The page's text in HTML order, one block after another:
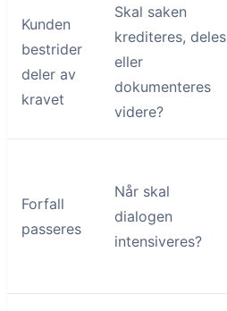
Kunden
bestrider
deler av
kravet
Skal saken
krediteres, deles
eller
dokumenteres
videre?
Forfall
passeres
Når skal
dialogen
intensiveres?